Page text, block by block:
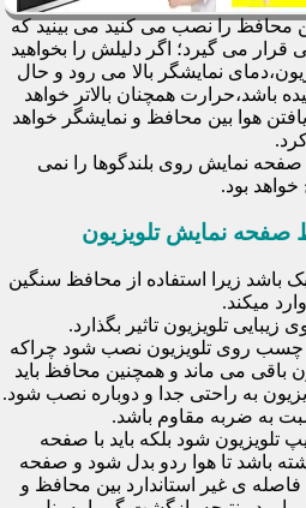
محافظ را نصب می کنید می بینید که
قرار می گیرد؛ اگر دلیلش را بخواهید
نمایشگر بالا می رود و حال
باشد،حرارت همچنان بالاتر خواهد
هوا بین محافظ و نمایشگر خواهد
صفحه نمایش روی بلندگوها را نمی
بود.
صفحه نمایش تلویزیون
باشد زیرا استفاده از محافظ سنگین
میکند.
تلویزیون تاثیر بگذارد.
چسب روی تلویزیون نصب شود چراکه
می ماند و همچنین محافظ باید
به راحتی جدا و دوباره نصب شود.
به ضربه مقاوم باشد.
تلویزیون شود بلکه باید با صفحه
باشد تا هوا ردو بدل شود و صفحه
فاصله ی غیر استاندارد بین محافظ و